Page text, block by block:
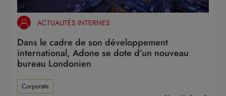
ACTUALITÉS INTERNES
Dans le cadre de son développement
international, Adone se dote d’un nouveau
bureau Londonien
Corporate